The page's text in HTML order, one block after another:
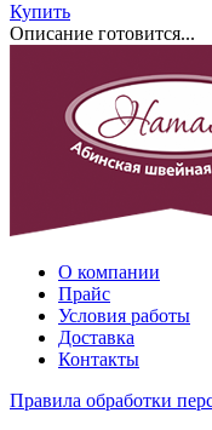
Купить
Описание готовится...
О компании
Прайс
Условия работы
Доставка
Контакты
Правила обработки